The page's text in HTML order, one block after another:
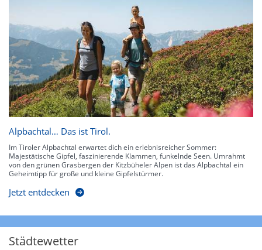
Alpbachtal… Das ist Tirol.
Im Tiroler Alpbachtal erwartet dich ein erlebnisreicher Sommer:
Majestätische Gipfel, faszinierende Klammen, funkelnde Seen. Umrahmt
von den grünen Grasbergen der Kitzbüheler Alpen ist das Alpbachtal ein
Geheimtipp für große und kleine Gipfelstürmer.
Jetzt entdecken
Städtewetter